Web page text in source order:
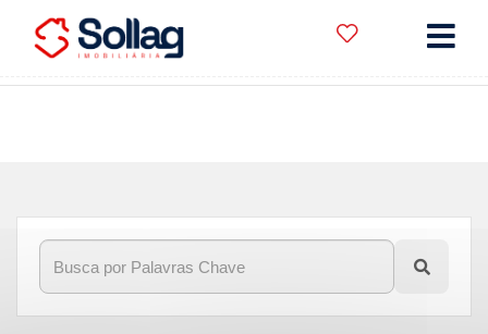
Início»Blog»O que devo saber antes de morar num
condomínio?